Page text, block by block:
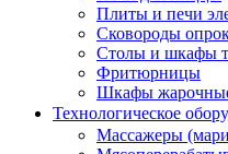
Плиты и печи
Сковороды
Столы и шкафы
Фритюрницы
Шкафы
Технологическое
Массажеры